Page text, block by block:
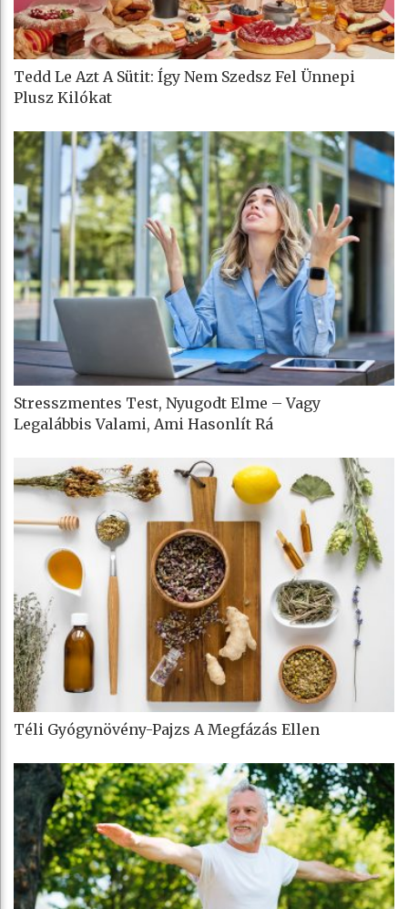
Tedd Le Azt A Sütit: Így Nem Szedsz Fel Ünnepi
Plusz Kilókat
Stresszmentes Test, Nyugodt Elme – Vagy
Legalábbis Valami, Ami Hasonlít Rá
Téli Gyógynövény-Pajzs A Megfázás Ellen